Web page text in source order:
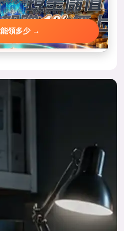
彩金，階梯越高送越狠。
領多少 →